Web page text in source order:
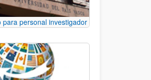
para personal investigador